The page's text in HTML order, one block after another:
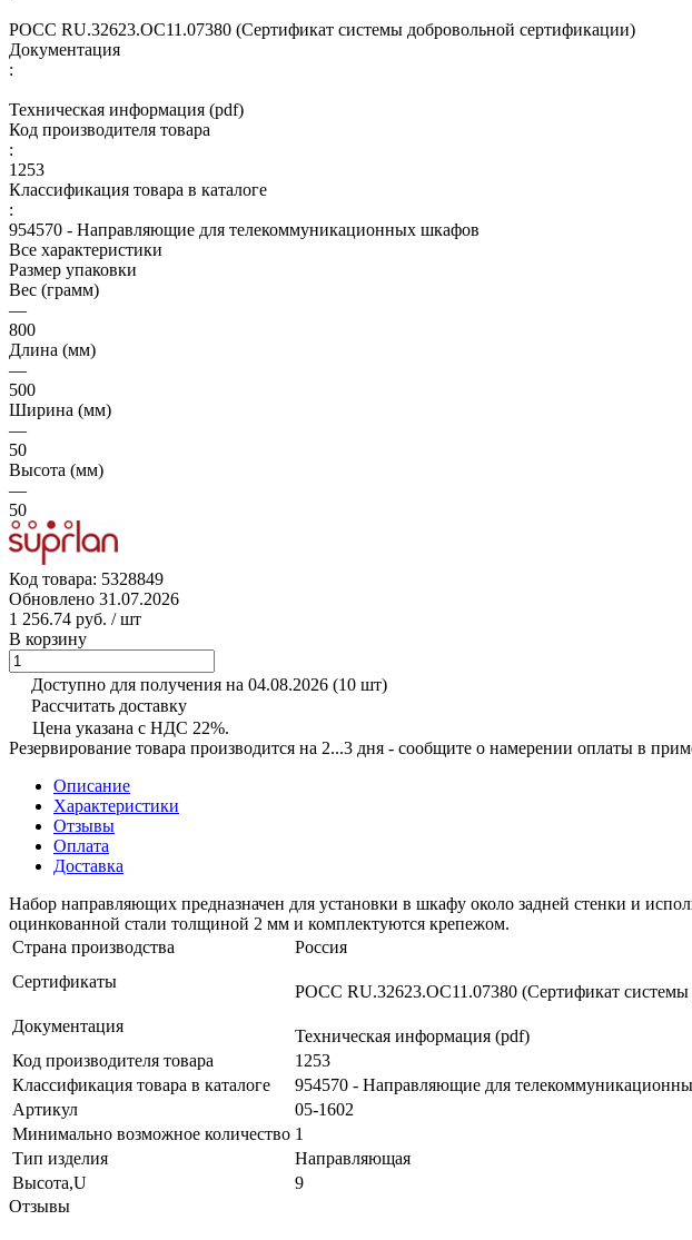
РОСС RU.32623.ОС11.07380 (Сертификат системы добровольной сертификации)
Документация
:
Техническая информация (pdf)
Код производителя товара
:
1253
Классификация товара в каталоге
:
954570 - Направляющие для телекоммуникационных шкафов
Все характеристики
Размер упаковки
Вес (грамм)
—
800
Длина (мм)
—
500
Ширина (мм)
—
50
Высота (мм)
—
50
Код товара: 5328849
Обновлено 31.07.2026
1 256.74 руб. / шт
В корзину
Доступно для получения на 04.08.2026 (10 шт)
Рассчитать доставку
Цена указана с НДС 22%.
Резервирование товара производится на 2...3 дня - сообщите о намерении оплаты в
Описание
Характеристики
Отзывы
Оплата
Доставка
Набор направляющих предназначен для установки в шкафу около задней стенки и
оцинкованной стали толщиной 2 мм и комплектуются крепежом.
Страна производства
Россия
Сертификаты
РОСС RU.32623.ОС11.07380 (Сертификат системы
Документация
Техническая информация (pdf)
Код производителя товара
1253
Классификация товара в каталоге
954570 - Направляющие для
Артикул
05-1602
Минимально возможное количество 1
Тип изделия
Направляющая
Высота,U
9
Отзывы